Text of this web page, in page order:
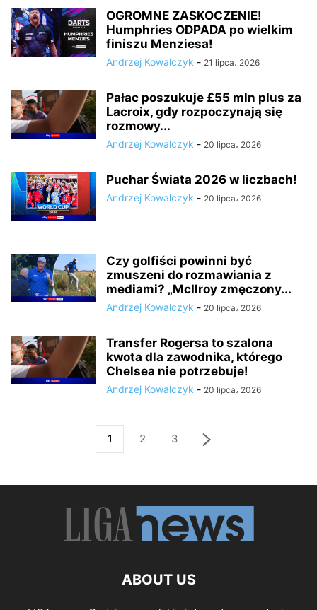
OGROMNE ZASKOCZENIE!
Humphries ODPADA po wielkim
finiszu Menziesa!
Andrzej Kowalczyk - 21 lipca، 2026
Pałac poszukuje £55 mln plus za
Lacroix, gdy rozpoczynają się
rozmowy...
Andrzej Kowalczyk - 20 lipca، 2026
Puchar Świata 2026 w liczbach!
Andrzej Kowalczyk - 20 lipca، 2026
Czy golfiści powinni być
zmuszeni do rozmawiania z
mediami? „McIlroy zmęczony...
Andrzej Kowalczyk - 20 lipca، 2026
Transfer Rogersa to szalona
kwota dla zawodnika, którego
Chelsea nie potrzebuje!
Andrzej Kowalczyk - 20 lipca، 2026
1 2 3
ABOUT US